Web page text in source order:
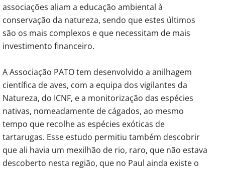
associações aliam a educação ambiental à
conservação da natureza, sendo que estes últimos
são os mais complexos e que necessitam de mais
investimento financeiro.
A Associação PATO tem desenvolvido a anilhagem
científica de aves, com a equipa dos vigilantes da
Natureza, do ICNF, e a monitorização das espécies
nativas, nomeadamente de cágados, ao mesmo
tempo que recolhe as espécies exóticas de
tartarugas. Esse estudo permitiu também descobrir
que ali havia um mexilhão de rio, raro, que não estava
descoberto nesta região, que no Paul ainda existe o